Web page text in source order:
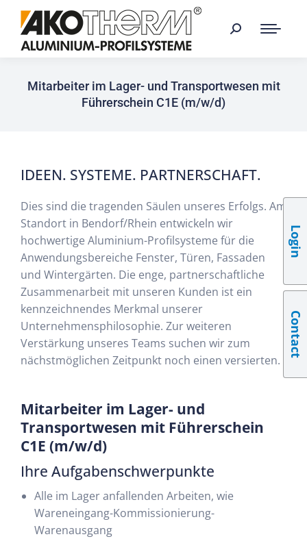
Mitarbeiter im Lager- und Transportwesen mit
Führerschein C1E (m/w/d)
IDEEN. SYSTEME. PARTNERSCHAFT.
Dies sind die tragenden Säulen unseres Erfolgs. Am
Standort in Bendorf/Rhein entwickeln wir
hochwertige Aluminium-Profilsysteme für die
Anwendungsbereiche Fenster, Türen, Fassaden
und Wintergärten. Die enge, partnerschaftliche
Zusammenarbeit mit unseren Kunden ist ein
kennzeichnendes Merkmal unserer
Unternehmensphilosophie. Zur weiteren
Verstärkung unseres Teams suchen wir zum
nächstmöglichen Zeitpunkt noch einen versierten.
Mitarbeiter im Lager- und
Transportwesen mit Führerschein
C1E (m/w/d)
Ihre Aufgabenschwerpunkte
Alle im Lager anfallenden Arbeiten, wie
Wareneingang-Kommissionierung-
Warenausgang
Login
Contact